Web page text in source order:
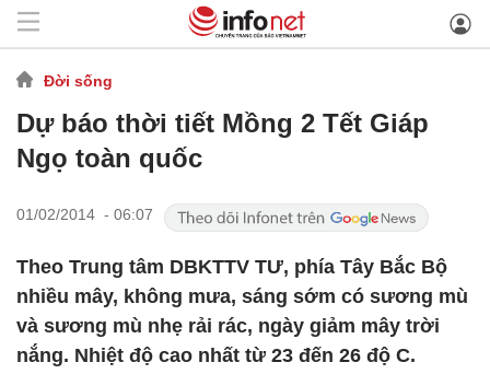
Đời sống
Dự báo thời tiết Mồng 2 Tết Giáp
Ngọ toàn quốc
01/02/2014 - 06:07
Theo Trung tâm DBKTTV TƯ, phía Tây Bắc Bộ
nhiều mây, không mưa, sáng sớm có sương mù
và sương mù nhẹ rải rác, ngày giảm mây trời
nắng. Nhiệt độ cao nhất từ 23 đến 26 độ C.